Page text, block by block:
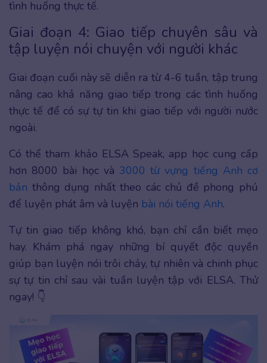
tình huống thực tế.
Giai đoạn 4: Giao tiếp chuyên sâu và
tập luyện nói chuyện với người khác
Giai đoạn cuối này sẽ diễn ra từ 4-6 tuần, tập trung
nâng cao khả năng giao tiếp trong các tình huống
thực tế để có sự tự tin khi giao tiếp với người nước
ngoài.
Có thể tham khảo ELSA Speak, app học cung cấp
hơn 8000 bài học và 3000 từ vựng tiếng Anh cơ
bản thông dụng nhất theo các chủ đề phong phú
để luyện phát âm và luyện bài nói tiếng Anh.
Tự tin giao tiếp không khó, bạn chỉ cần biết mẹo
hay. Khám phá ngay những bí quyết độc quyền
giúp bạn luyện nói trôi chảy, tự nhiên và chinh phục
sự tự tin chỉ sau vài tuần luyện tập với ELSA. Thử
ngay! 👇